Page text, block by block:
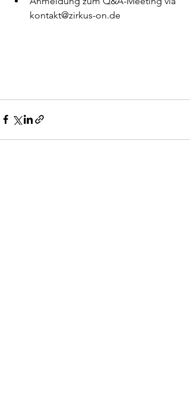
kontakt@zirkus-on.de